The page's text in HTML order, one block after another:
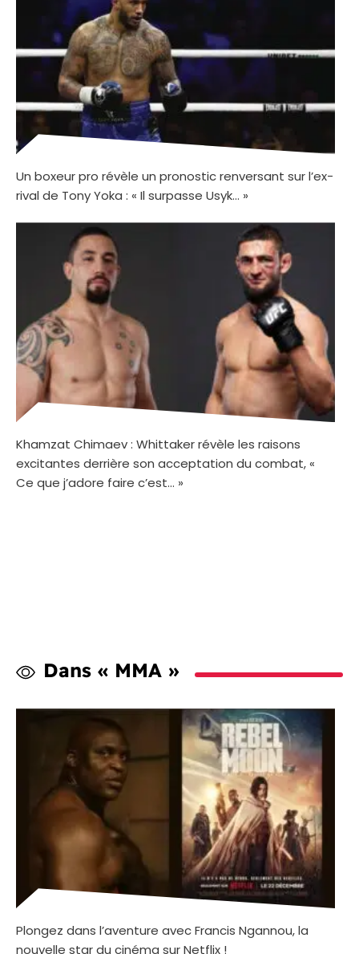
Un boxeur pro révèle un pronostic renversant sur l’ex-
rival de Tony Yoka : « Il surpasse Usyk… »
Khamzat Chimaev : Whittaker révèle les raisons
excitantes derrière son acceptation du combat, «
Ce que j’adore faire c’est… »
Dans « MMA »
Plongez dans l’aventure avec Francis Ngannou, la
nouvelle star du cinéma sur Netflix !